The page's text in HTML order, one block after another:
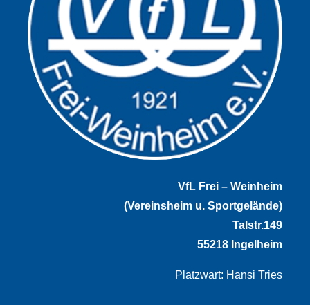
VfL Frei – Weinheim
(Vereinsheim u. Sportgelände)
Talstr.149
55218 Ingelheim
Platzwart: Hansi Tries